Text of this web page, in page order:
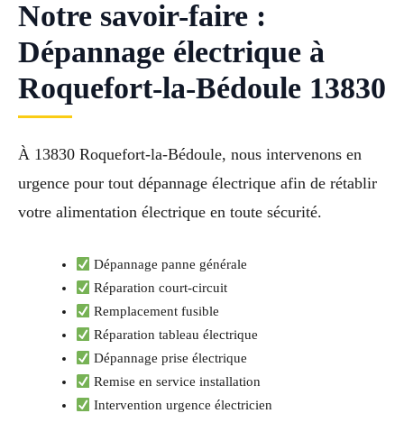
Notre savoir-faire :
Dépannage électrique à
Roquefort-la-Bédoule 13830
À 13830 Roquefort-la-Bédoule, nous intervenons en
urgence pour tout dépannage électrique afin de rétablir
votre alimentation électrique en toute sécurité.
Dépannage panne générale
Réparation court-circuit
Remplacement fusible
Réparation tableau électrique
Dépannage prise électrique
Remise en service installation
Intervention urgence électricien